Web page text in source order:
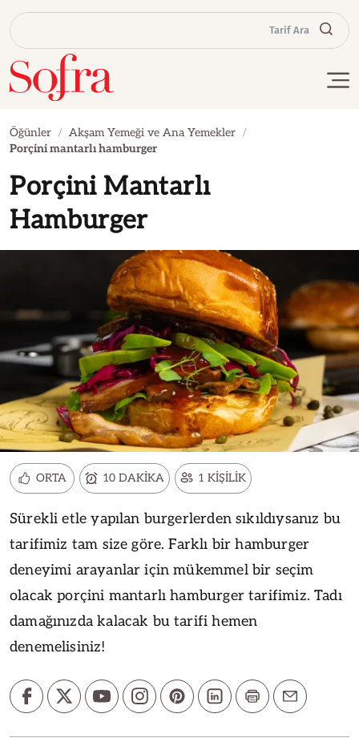
Tarif Ara
Öğünler
Akşam Yemeği ve Ana Yemekler
Porçini mantarlı hamburger
Porçini Mantarlı
Hamburger
ORTA 10 DAKİKA 1 KİŞİLİK
Sürekli etle yapılan burgerlerden sıkıldıysanız bu
tarifimiz tam size göre. Farklı bir hamburger
deneyimi arayanlar için mükemmel bir seçim
olacak porçini mantarlı hamburger tarifimiz. Tadı
damağınızda kalacak bu tarifi hemen
denemelisiniz!